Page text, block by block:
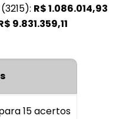
R$1.086.014,93
9.831.359,11
15 acertos